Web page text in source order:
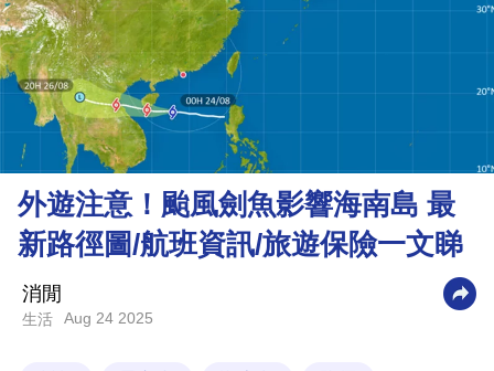
投
資
樓
市
理
財
商
科
外遊注意！颱風劍魚影響海南島 最
新路徑圖/航班資訊/旅遊保險一文睇
消閒
生活 Aug 24 2025